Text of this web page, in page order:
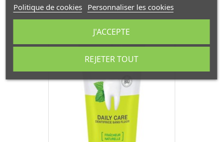
RUPTURE DE STOCK
Politique de cookies Personnaliser les cookies
REJETER TOUT
J'ACCEPTE